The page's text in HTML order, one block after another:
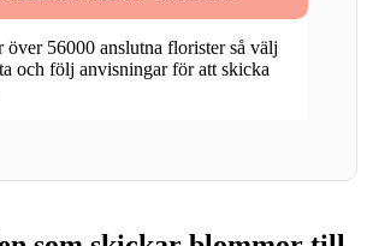
över 56000 anslutna florister så välj
och följ anvisningar för att skicka